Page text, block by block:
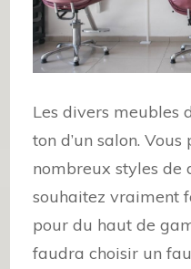
Les divers meubles
ton d’un salon.
nombreux styles de
souhaitez vraiment
pour du haut de
faudra choisir un